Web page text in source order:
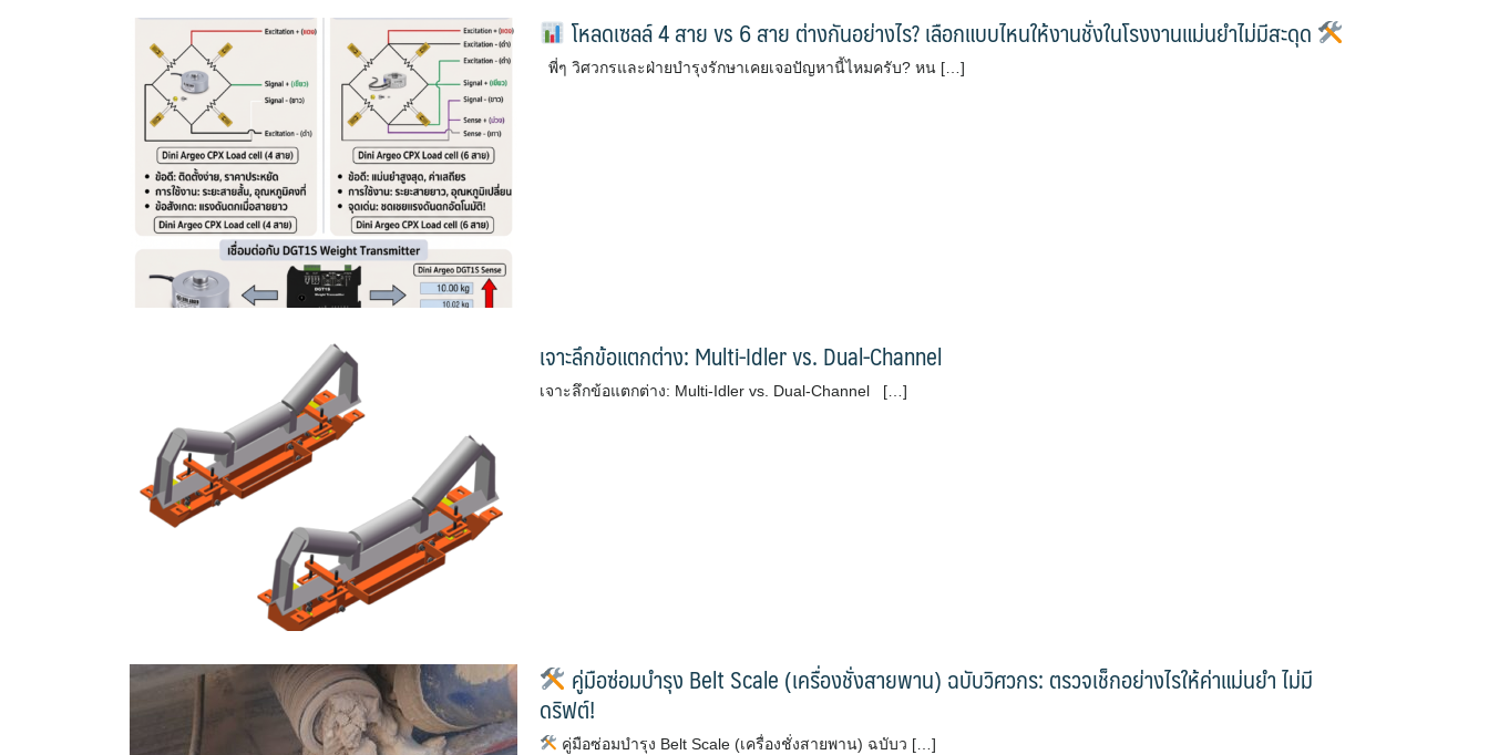
โหลดเซลล์ 4 สาย vs 6 สาย ต่างกันอย่างไร? เลือกแบบไหนให้งานชั่งในโรงงานแม่นยำไม่มีสะดุด
พี่ๆ วิศวกรและฝ่ายบำรุงรักษาเคยเจอปัญหานี้ไหมครับ? หน […]
เจาะลึกข้อแตกต่าง: Multi-Idler vs. Dual-Channel
เจาะลึกข้อแตกต่าง: Multi-Idler vs. Dual-Channel […]
คู่มือซ่อมบำรุง Belt Scale (เครื่องชั่งสายพาน) ฉบับวิศวกร: ตรวจเช็กอย่างไรให้ค่าแม่นยำ ไม่มี
ดริฟต์!
คู่มือซ่อมบำรุง Belt Scale (เครื่องชั่งสายพาน) ฉบับว […]